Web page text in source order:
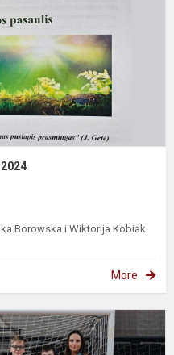
Borowska i Wiktorija Kobiak
More